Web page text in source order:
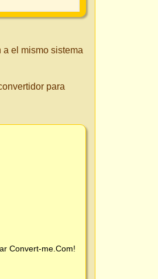
el mismo sistema
para
Convert-me.Com!